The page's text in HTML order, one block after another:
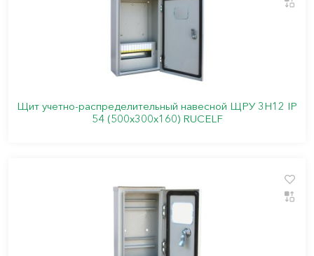
Щит учетно-распределительный навесной ЩРУ 3Н12 IP
54 (500х300х160) RUCELF